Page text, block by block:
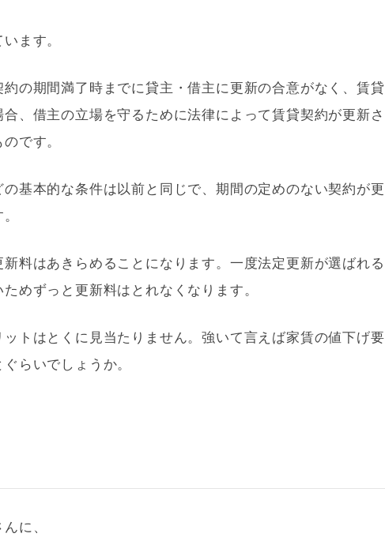
ます。
の期間満了時までに貸主・借主に更新の合意がなく、賃貸
、借主の立場を守るために法律によって賃貸契約が更新さ
です。
基本的な条件は以前と同じで、期間の定めのない契約が更
新料はあきらめることになります。一度法定更新が選ばれる
めずっと 更新料はとれなくなります。
トはとくに見当たりません。強いて言えば家賃の値下げ要
らいでしょうか。
に、